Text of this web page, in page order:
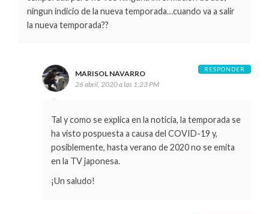
ningun indicio de la nueva temporada…cuando va a salir
la nueva temporada??
MARISOL NAVARRO
26 abril, 2020 a las 1:23 PM
Tal y como se explica en la noticia, la temporada se
ha visto pospuesta a causa del COVID-19 y,
posiblemente, hasta verano de 2020 no se emita
en la TV japonesa.
¡Un saludo!
RESPONDER